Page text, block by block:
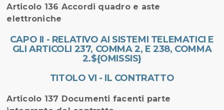
Articolo 136 Accordi quadro e aste
elettroniche
CAPO II - RELATIVO AI SISTEMI TELEMATICI E
GLI ARTICOLI 237, COMMA 2, E 238, COMMA
2.${OMISSIS}
TITOLO VI - IL CONTRATTO
Articolo 137 Documenti facenti parte